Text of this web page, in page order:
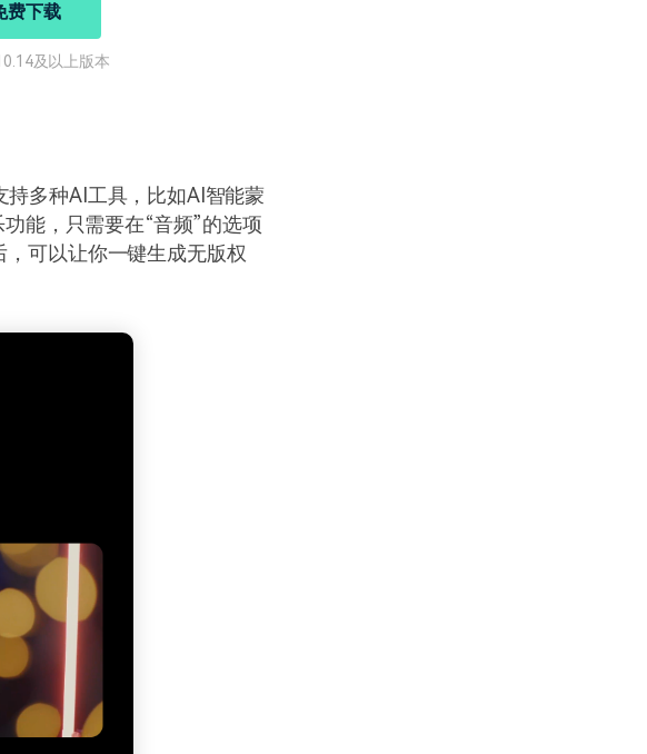
费下载
及以上版本
多种AI工具，比如AI智能蒙
能，只需要在“音频”的选项
可以让你一键生成无版权